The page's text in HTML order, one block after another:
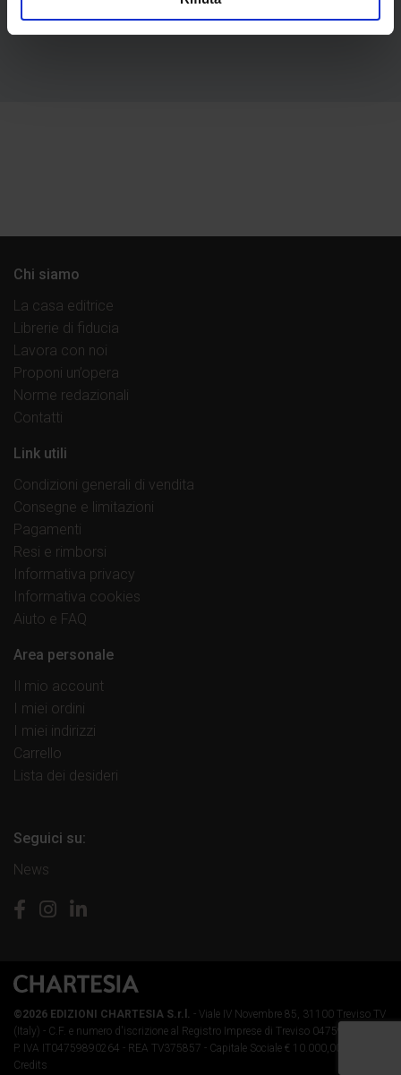
€ 29,90
Chi siamo
La casa editrice
Librerie di fiducia
Lavora con noi
Proponi un’opera
Norme redazionali
Contatti
Link utili
Condizioni generali di vendita
Consegne e limitazioni
Pagamenti
Resi e rimborsi
Informativa privacy
Informativa cookies
Aiuto e FAQ
Area personale
Il mio account
I miei ordini
I miei indirizzi
Carrello
Lista dei desideri
Seguici su:
News
©2026 EDIZIONI CHARTESIA S.r.l. - Viale IV Novembre 85, 31100 Treviso TV
(Italy) - C.F. e numero d'iscrizione al Registro Imprese di Treviso 04759890264 -
P. IVA IT04759890264 - REA TV375857 - Capitale Sociale € 10.000,00 i.v.
Credits